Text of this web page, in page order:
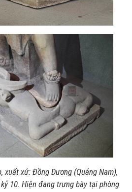
xuất xứ: Đồng Dương (Quảng Nam),
10. Hiện đang trưng bày tại phòng